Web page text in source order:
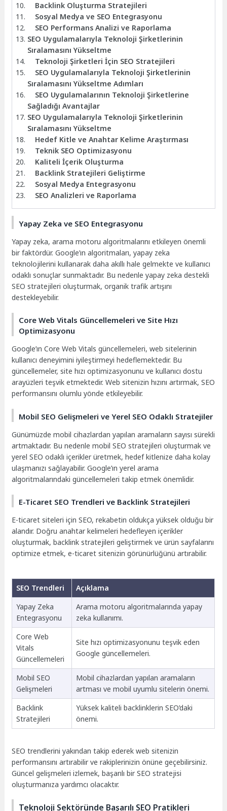
Backlink Oluşturma Stratejileri
Sosyal Medya ve SEO Entegrasyonu
SEO Performans Analizi ve Raporlama
SEO Uygulamalarıyla Teknoloji Şirketlerinin
Sıralamasını Yükseltme
Teknoloji Şirketleri İçin SEO Stratejileri
SEO Uygulamalarıyla Teknoloji Şirketlerinin
Sıralamasını Yükseltme Adımları
SEO Uygulamalarının Teknoloji Şirketlerine
Sağladığı Avantajlar
SEO Uygulamalarıyla Teknoloji Şirketlerinin
Sıralamasını Yükseltme
Hedef Kitle ve Anahtar Kelime Araştırması
Teknik SEO Optimizasyonu
Kaliteli İçerik Oluşturma
Backlink Stratejileri Geliştirme
Sosyal Medya Entegrasyonu
SEO Analizleri ve Raporlama
Yapay Zeka ve SEO Entegrasyonu
Yapay zeka, arama motoru algoritmalarını etkileyen önemli
bir faktördür. Google’ın algoritmaları, yapay zeka
teknolojilerini kullanarak daha akıllı hale gelmekte ve kullanıcı
odaklı sonuçlar sunmaktadır. Bu nedenle yapay zeka destekli
SEO stratejileri oluşturmak, organik trafik artışını
destekleyebilir.
Core Web Vitals Güncellemeleri ve Site Hızı
Optimizasyonu
Google’ın Core Web Vitals güncellemeleri, web sitelerinin
kullanıcı deneyimini iyileştirmeyi hedeflemektedir. Bu
güncellemeler, site hızı optimizasyonunu ve kullanıcı dostu
arayüzleri teşvik etmektedir. Web sitenizin hızını artırmak, SEO
performansını olumlu yönde etkileyebilir.
Mobil SEO Gelişmeleri ve Yerel SEO Odaklı Stratejiler
Günümüzde mobil cihazlardan yapılan aramaların sayısı sürekli
artmaktadır. Bu nedenle mobil SEO stratejileri oluşturmak ve
yerel SEO odaklı içerikler üretmek, hedef kitlenize daha kolay
ulaşmanızı sağlayabilir. Google’ın yerel arama
algoritmalarındaki güncellemeleri takip etmek önemlidir.
E-Ticaret SEO Trendleri ve Backlink Stratejileri
E-ticaret siteleri için SEO, rekabetin oldukça yüksek olduğu bir
alandır. Doğru anahtar kelimeleri hedefleyen içerikler
oluşturmak, backlink stratejileri geliştirmek ve ürün sayfalarını
optimize etmek, e-ticaret sitenizin görünürlüğünü artırabilir.
SEO Trendleri
Açıklama
Yapay Zeka
Entegrasyonu
Arama motoru algoritmalarında yapay
zeka kullanımı.
Core Web
Vitals
Güncellemeleri
Site hızı optimizasyonunu teşvik eden
Google güncellemeleri.
Mobil SEO
Gelişmeleri
Mobil cihazlardan yapılan aramaların
artması ve mobil uyumlu sitelerin önemi.
Backlink
Stratejileri
Yüksek kaliteli backlinklerin SEO’daki
önemi.
SEO trendlerini yakından takip ederek web sitenizin
performansını artırabilir ve rakiplerinizin önüne geçebilirsiniz.
Güncel gelişmeleri izlemek, başarılı bir SEO stratejisi
oluşturmanıza yardımcı olacaktır.
Teknoloji Sektöründe Başarılı SEO Pratikleri